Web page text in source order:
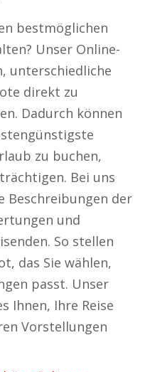
bestmöglichen
Unser Online-
unterschiedliche
direkt zu
Dadurch können
zu buchen,
Bei uns
Beschreibungen der
und
So stellen
das Sie wählen,
passt. Unser
Ihnen, Ihre Reise
Vorstellungen